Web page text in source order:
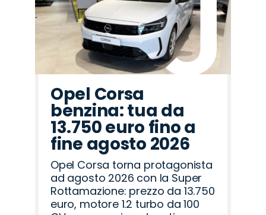
Opel Corsa
benzina: tua da
13.750 euro fino a
fine agosto 2026
Opel Corsa torna protagonista
ad agosto 2026 con la Super
Rottamazione: prezzo da 13.750
euro, motore 1.2 turbo da 100